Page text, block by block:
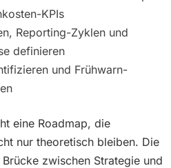
KPIs
Reporting-Zyklen und
definieren
und Frühwarn-
eine Roadmap, die
nur theoretisch bleiben. Die
zwischen Strategie und